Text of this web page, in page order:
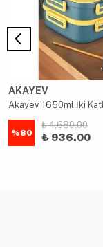
AKAYEV
%80
₺ 4,680.00
₺ 936.00